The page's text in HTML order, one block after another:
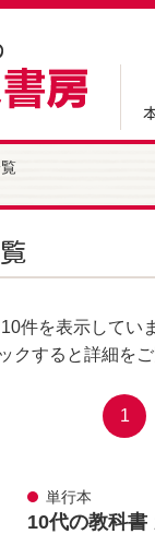
件を表示してい
クすると詳細をご
1
単行本
10代の教科書